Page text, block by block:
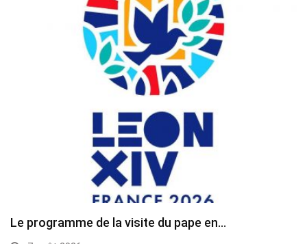
Le programme de la visite du pape en…